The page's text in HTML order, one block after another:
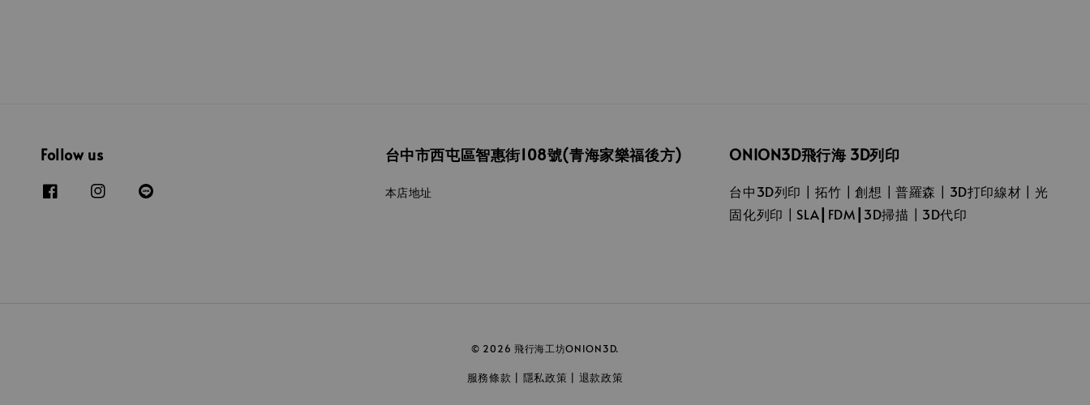
Follow us 台中市西屯區智惠街108號(青海家樂福後方)
本店地址
ONION3D飛行海 3D列印
台中3D列印┃拓竹┃創想┃普羅森┃3D打印線材┃光
固化列印┃SLA┃FDM┃3D掃描┃3D代印
© 2026 飛行海工坊ONION3D.
服務條款 隱私政策 退款政策